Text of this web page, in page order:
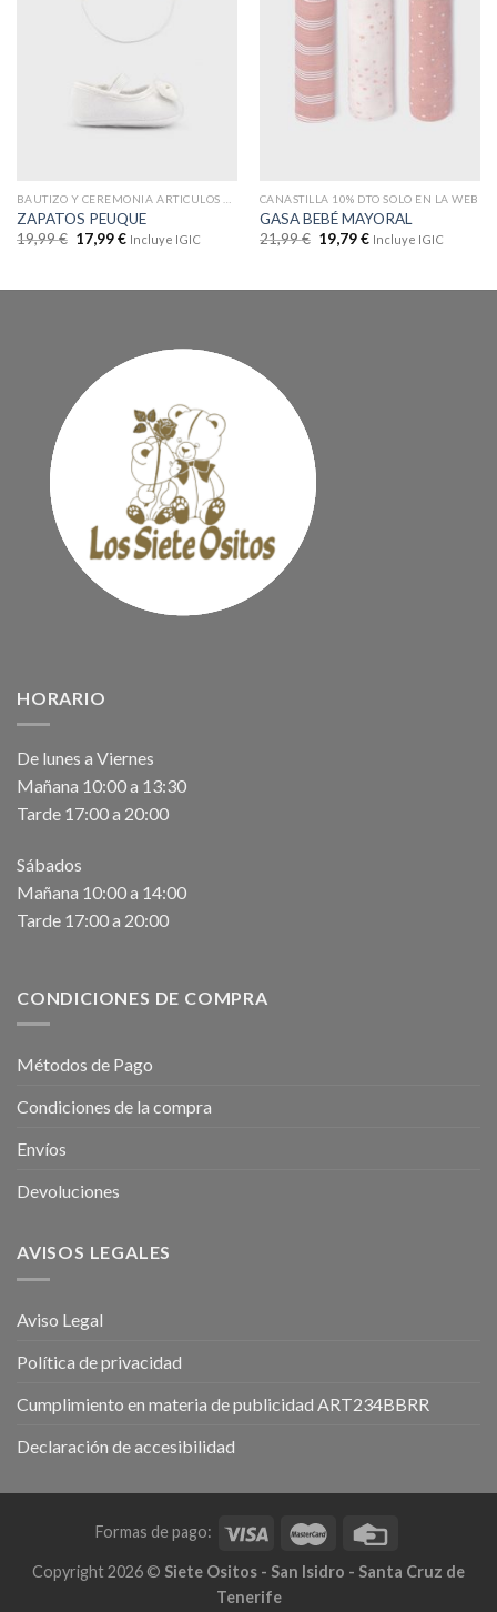
ZAPATOS PEUQUE
19,99€ 17,99€ Incluye IGIC
CANASTILLA 10% DTO SOLO EN LA WEB
GASA BEBÉ MAYORAL
21,99€ 19,79€ Incluye IGIC
HORARIO
De lunes a Viernes
Mañana 10:00 a 13:30
Tarde 17:00 a 20:00
Sábados
Mañana 10:00 a 14:00
Tarde 17:00 a 20:00
CONDICIONES DE COMPRA
Métodos de Pago
Condiciones de la compra
Envíos
Devoluciones
AVISOS LEGALES
Aviso Legal
Política de privacidad
Cumplimiento en materia de publicidad ART234BBRR
Declaración de accesibilidad
Formas de pago:
Copyright 2026 © Siete Ositos - San Isidro - Santa Cruz de
Tenerife